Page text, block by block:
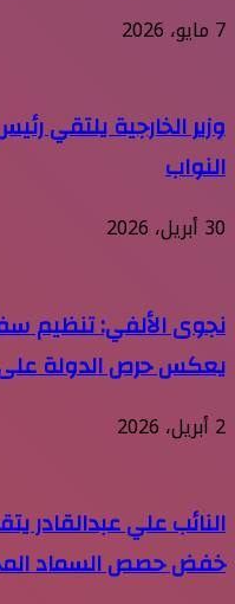
7 مايو، 2026
وزير الخارجية يلتقي
النواب
30 أبريل، 2026
نجوى الألفي: تنظيم
يعكس حرص الدولة على
2 أبريل، 2026
النائب علي عبدالقادر
خفض حصص السماد